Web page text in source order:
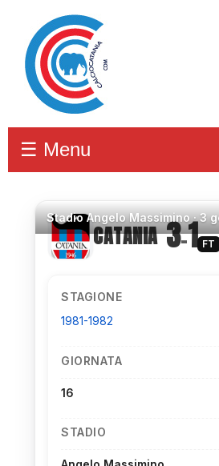
☰ Menu
StadioAngelo Massimino ·3
CATANIA 3–1 FT
STAGIONE
1981-1982
GIORNATA
16
STADIO